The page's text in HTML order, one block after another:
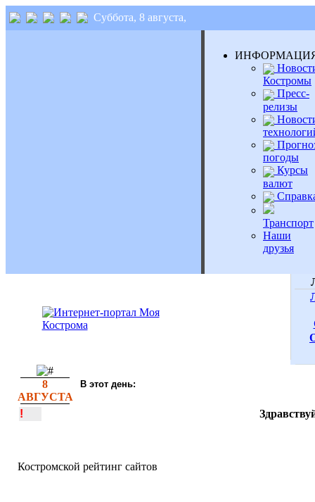
Суббота, 8 августа,
Костромы
Пресс-
релизы
погоды
Курсы
валют
Транспорт
Наши
друзья
8
АВГУСТА
В этот день:
!
Костромской рейтинг сайтов